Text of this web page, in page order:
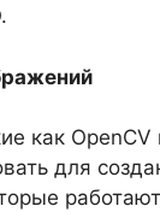
как OpenCV
для